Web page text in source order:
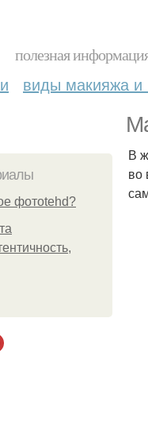
полезная
виды макияжа и
фотоtehd?
В
во